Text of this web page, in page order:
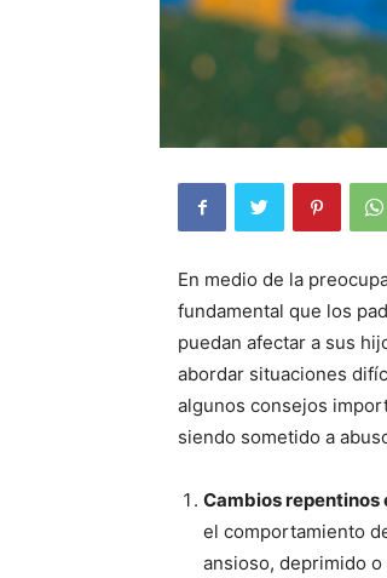
En medio de la
fundamental que los
puedan afectar a sus
abordar situaciones
algunos consejos
siendo sometido a
Cambios repentinos
el comportamiento
ansioso, deprimido